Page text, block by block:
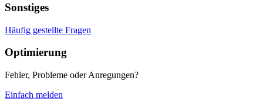
Sonstiges
Häufig gestellte Fragen
Optimierung
Fehler, Probleme oder Anregungen?
Einfach melden